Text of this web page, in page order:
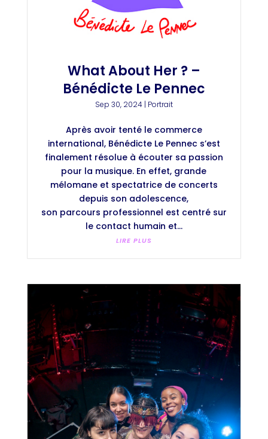
What About Her ? –
Bénédicte Le Pennec
Sep 30, 2024| Portrait
Après avoir tenté le commerce
international, Bénédicte Le Pennec s’est
finalement résolue à écouter sa passion
pour la musique. En effet, grande
mélomane et spectatrice de concerts
depuis son adolescence,
son parcours professionnel est centré sur
le contact humain et...
LIRE PLUS